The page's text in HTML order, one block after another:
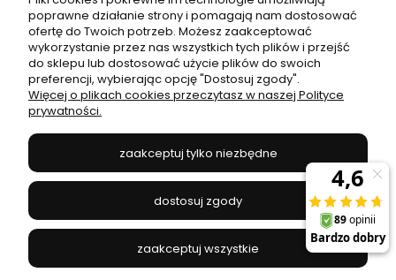
Płatności i dostawa
Informacje
JANEX
669-050-03-43
504 545 749//E-mail:sklep@janexmarket.pl
poprawne działanie strony i pomagają nam dostosować
ofertę do Twoich potrzeb. Możesz zaakceptować
wykorzystanie przez nas wszystkich tych plików i przejść
do sklepu lub dostosować użycie plików do swoich
preferencji, wybierając opcję "Dostosuj zgody".
Więcej o plikach cookies przeczytasz w naszej Polityce
prywatności.
zaakceptuj tylko niezbędne
dostosuj zgody
zaakceptuj wszystkie